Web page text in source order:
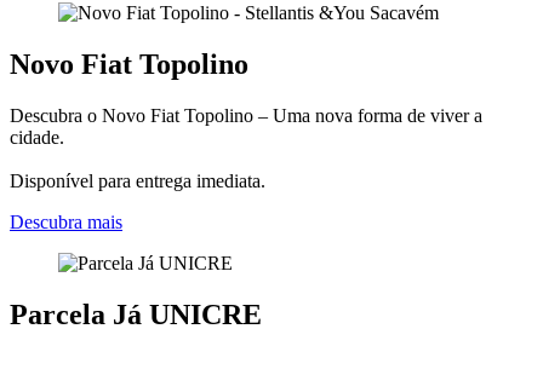
Novo Fiat Topolino
Descubra o Novo Fiat Topolino – Uma nova forma de viver a
cidade.
Disponível para entrega imediata.
Descubra mais
Parcela Já UNICRE